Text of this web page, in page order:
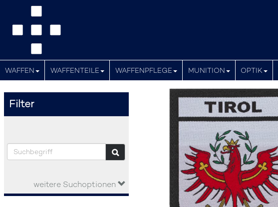
WAFFEN WAFFENTEILE WAFFENPFLEGE MUNITION OPTIK
Filter
weitere Suchoptionen